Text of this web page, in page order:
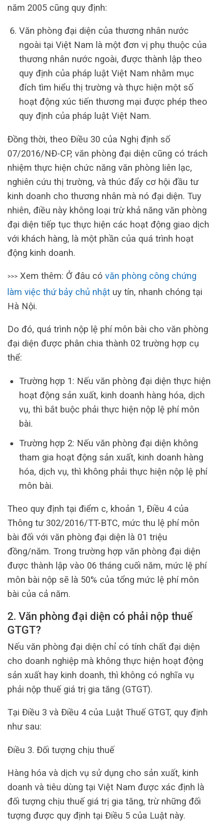
năm 2005 cũng quy định:
Văn phòng đại diện của thương nhân nước
ngoài tại Việt Nam là một đơn vị phụ thuộc của
thương nhân nước ngoài, được thành lập theo
quy định của pháp luật Việt Nam nhằm mục
đích tìm hiểu thị trường và thực hiện một số
hoạt động xúc tiến thương mại được phép theo
quy định của pháp luật Việt Nam.
Đồng thời, theo Điều 30 của Nghị định số
07/2016/NĐ-CP, văn phòng đại diện cũng có trách
nhiệm thực hiện chức năng văn phòng liên lạc,
nghiên cứu thị trường, và thúc đẩy cơ hội đầu tư
kinh doanh cho thương nhân mà nó đại diện. Tuy
nhiên, điều này không loại trừ khả năng văn phòng
đại diện tiếp tục thực hiện các hoạt động giao dịch
với khách hàng, là một phần của quá trình hoạt
động kinh doanh.
>>> Xem thêm: Ở đâu có văn phòng công chứng
làm việc thứ bảy chủ nhật uy tín, nhanh chóng tại
Hà Nội.
Do đó, quá trình nộp lệ phí môn bài cho văn phòng
đại diện được phân chia thành 02 trường hợp cụ
thể:
Trường hợp 1: Nếu văn phòng đại diện thực hiện
hoạt động sản xuất, kinh doanh hàng hóa, dịch
vụ, thì bắt buộc phải thực hiện nộp lệ phí môn
bài.
Trường hợp 2: Nếu văn phòng đại diện không
tham gia hoạt động sản xuất, kinh doanh hàng
hóa, dịch vụ, thì không phải thực hiện nộp lệ phí
môn bài.
Theo quy định tại điểm c, khoản 1, Điều 4 của
Thông tư 302/2016/TT-BTC, mức thu lệ phí môn
bài đối với văn phòng đại diện là 01 triệu
đồng/năm. Trong trường hợp văn phòng đại diện
được thành lập vào 06 tháng cuối năm, mức lệ phí
môn bài nộp sẽ là 50% của tổng mức lệ phí môn
bài của cả năm.
2. Văn phòng đại diện có phải nộp thuế
GTGT?
Nếu văn phòng đại diện chỉ có tính chất đại diện
cho doanh nghiệp mà không thực hiện hoạt động
sản xuất hay kinh doanh, thì không có nghĩa vụ
phải nộp thuế giá trị gia tăng (GTGT).
Tại Điều 3 và Điều 4 của Luật Thuế GTGT, quy định
như sau:
Điều 3. Đối tượng chịu thuế
Hàng hóa và dịch vụ sử dụng cho sản xuất, kinh
doanh và tiêu dùng tại Việt Nam được xác định là
đối tượng chịu thuế giá trị gia tăng, trừ những đối
tượng được quy định tại Điều 5 của Luật này.